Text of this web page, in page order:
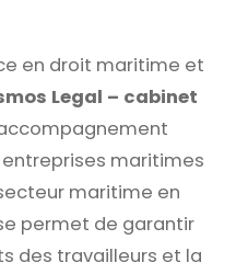
en droit maritime et
Legal – cabinet
maritimes
maritime en
permet de garantir
des travailleurs et la